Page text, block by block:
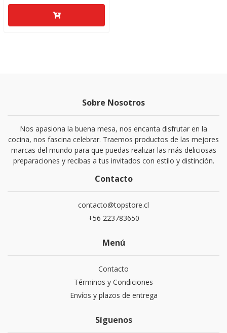
Sobre Nosotros
Nos apasiona la buena mesa, nos encanta disfrutar en la
cocina, nos fascina celebrar. Traemos productos de las mejores
marcas del mundo para que puedas realizar las más deliciosas
preparaciones y recibas a tus invitados con estilo y distinción.
Contacto
contacto@topstore.cl
+56 223783650
Menú
Contacto
Términos y Condiciones
Envíos y plazos de entrega
Síguenos